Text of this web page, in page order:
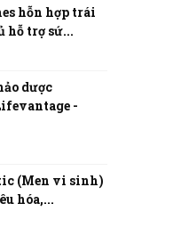
hỗn hợp trái
hỗ trợ sứ...
dược
-
(Men vi sinh)
hóa,...